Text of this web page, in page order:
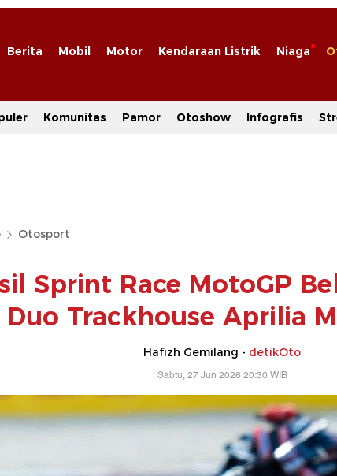
Berita Mobil Motor Kendaraan Listrik Niaga
Komunitas Pamor Otoshow Infografis
Otosport
Sprint Race MotoGP
Duo Trackhouse Aprilia
Hafizh Gemilang - detikOto
Sabtu, 27 Jun 2026 20:30 WIB